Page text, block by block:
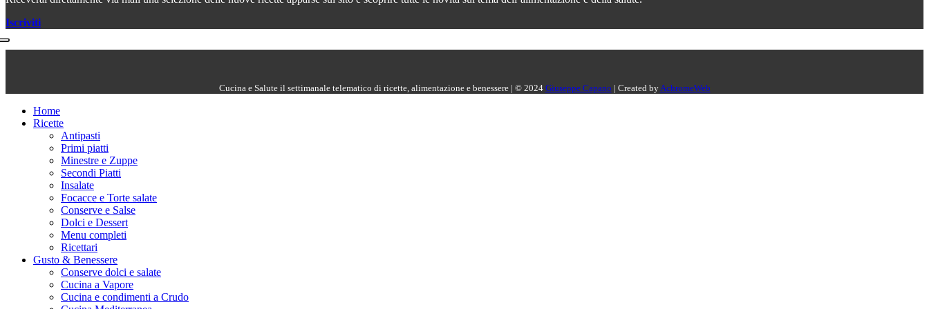
Iscriviti
Cucina e Salute il settimanale telematico di ricette, alimentazione e benessere | © 2024 Giuseppe Capano | Created byAchromeWeb
Home
Ricette
Antipasti
Primi piatti
Minestre e Zuppe
Secondi Piatti
Insalate
Focacce e Torte salate
Conserve e Salse
Dolci e Dessert
Menu completi
Ricettari
Gusto & Benessere
Conserve dolci e salate
Cucina a Vapore
Cucina e condimenti a Crudo